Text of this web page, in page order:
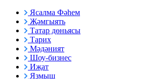
Ясалма Фәһем
Җәмгыять
Татар дөньясы
Тарих
Мәдәният
Шоу-бизнес
Иҗат
Язмыш